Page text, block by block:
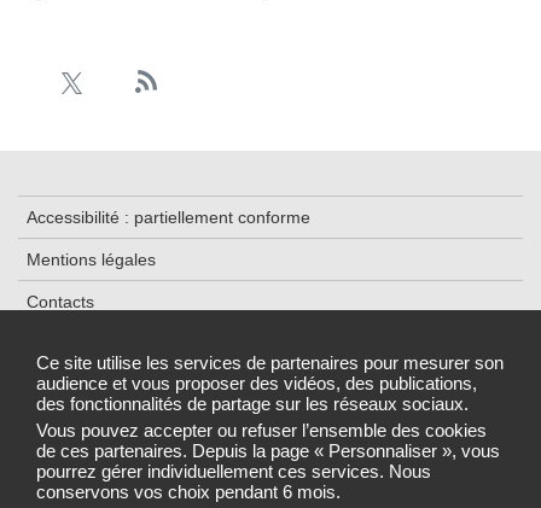
Ce site utilise les services de partenaires pour mesurer son
audience et vous proposer des vidéos, des publications,
des fonctionnalités de partage sur les réseaux sociaux.
Vous pouvez accepter ou refuser l’ensemble des cookies
de ces partenaires. Depuis la page « Personnaliser », vous
pourrez gérer individuellement ces services. Nous
conservons vos choix pendant 6 mois.
Accessibilité : partiellement conforme
Mentions légales
Contacts
Données personnelles et cookies
Gestion des cookies